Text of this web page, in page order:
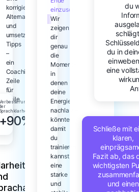
korrigierte
Alternative
und
umsetzbare
Tipps
–
ein
Coaching
Zeile
für
Zeile.
Sprachklarheit
+90%
einzuschätzen.
Wir
zeigen
dir
genau
die
Momente,
in
denen
deine
Energie
nachlassen
könnte,
damit
du
trainieren
kannst,
eine
starke
und
du
du in
eine
Schließe mit
klaren,
Fazit ab, das
wichtigsten
und einen